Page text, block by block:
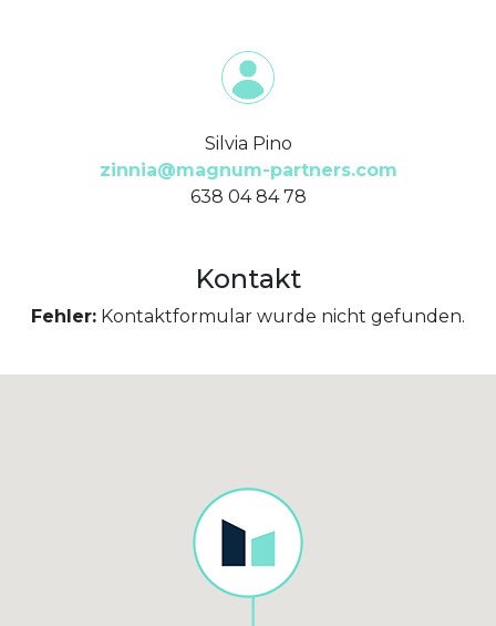
Silvia Pino
zinnia@magnum-partners.com
638 04 84 78
Kontakt
Fehler: Kontaktformular wurde nicht gefunden.